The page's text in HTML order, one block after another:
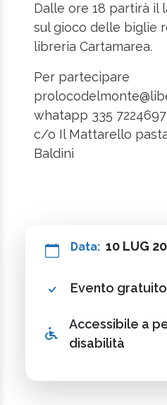
Dalle ore 18 partirà il
sul gioco delle biglie
libreria Cartamarea.
Per partecipare
whatapp 335 7224697
c/o Il Mattarello
Baldini
Data: 10 LUG
Evento gratuito
Accessibile a
disabilità